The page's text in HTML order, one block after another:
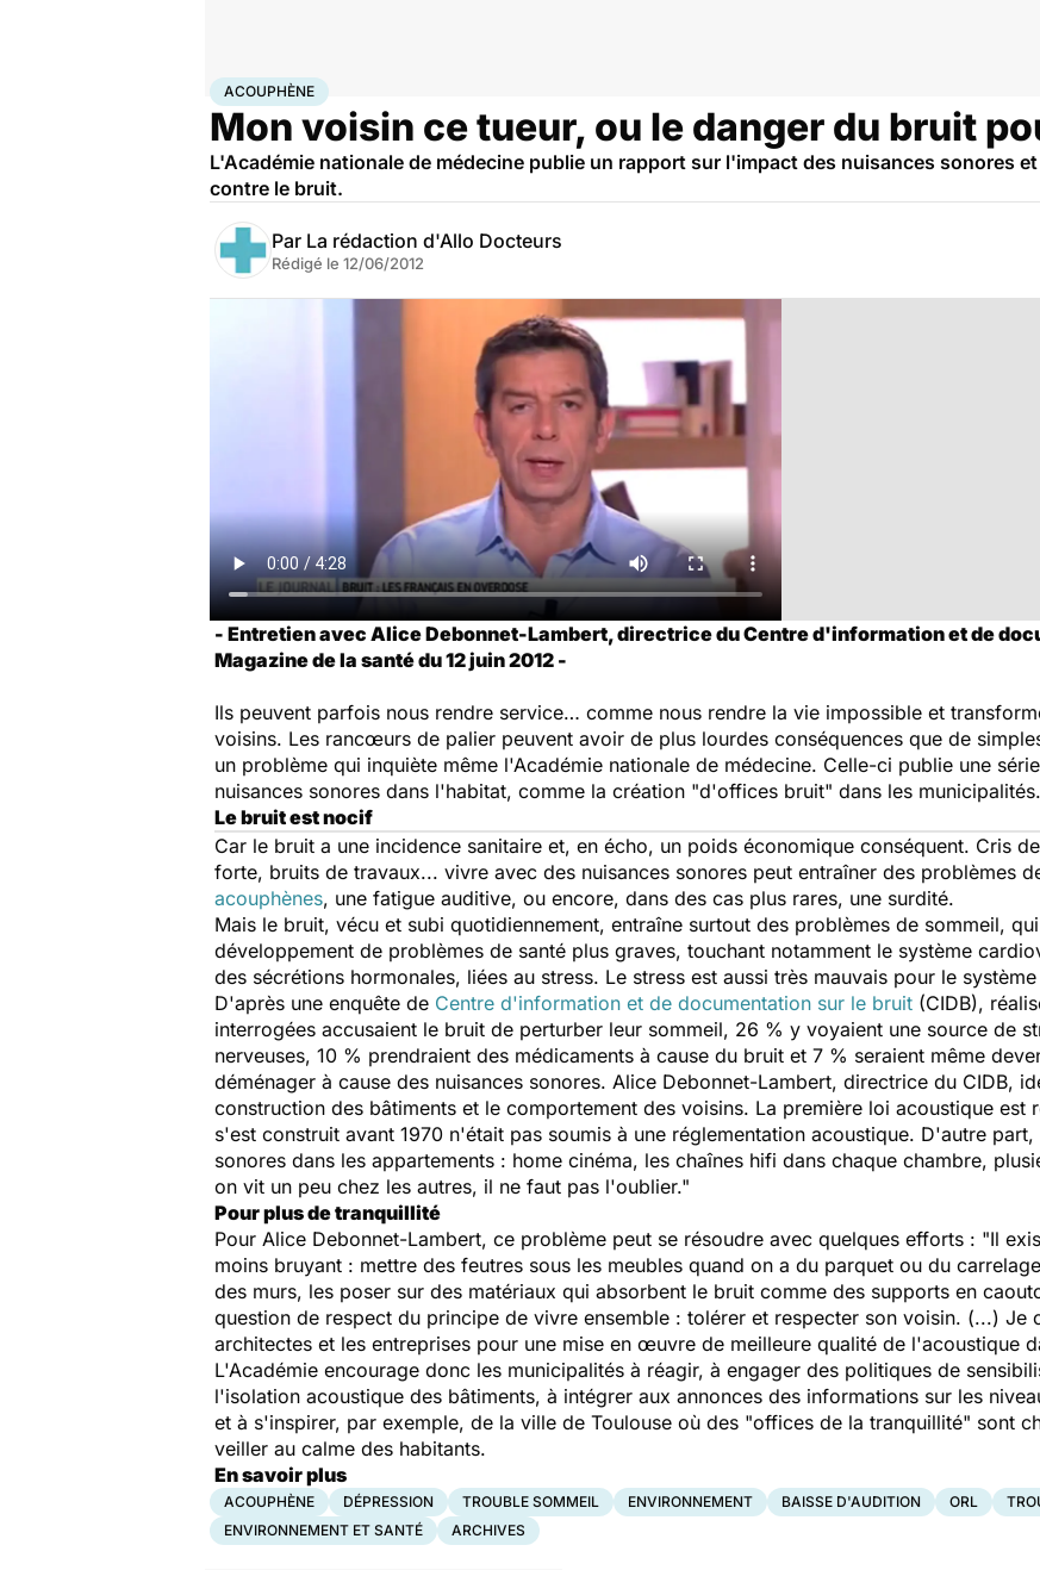
AccueilSantéMaladies
ACOUPHÈNE
Mon voisin ce tueur, ou le danger du bruit
L'Académie nationale de médecine publie un rapport sur l'impact des nuisances sonores
contre le bruit.
Par La rédaction d'Allo Docteurs
Rédigé le 12/06/2012
- Entretien avec Alice Debonnet-Lambert, directrice du Centre d'information et de
Magazine de la santé du 12 juin 2012 -
Ils peuvent parfois nous rendre service… comme nous rendre la vie impossible et
voisins. Les rancœurs de palier peuvent avoir de plus lourdes conséquences que de
un problème qui inquiète même l'Académie nationale de médecine. Celle-ci publie une
nuisances sonores dans l'habitat, comme la création "d'offices bruit" dans les municipalités.
Le bruit est nocif
Car le bruit a une incidence sanitaire et, en écho, un poids économique conséquent. Cris
forte, bruits de travaux... vivre avec des nuisances sonores peut entraîner des problèmes
acouphènes, une fatigue auditive, ou encore, dans des cas plus rares, une surdité.
Mais le bruit, vécu et subi quotidiennement, entraîne surtout des problèmes de sommeil,
développement de problèmes de santé plus graves, touchant notamment le système
des sécrétions hormonales, liées au stress. Le stress est aussi très mauvais pour le
D'après une enquête de Centre d'information et de documentation sur le bruit (CIDB),
interrogées accusaient le bruit de perturber leur sommeil, 26 % y voyaient une source de
nerveuses, 10 % prendraient des médicaments à cause du bruit et 7 % seraient même
déménager à cause des nuisances sonores. Alice Debonnet-Lambert, directrice du CIDB,
construction des bâtiments et le comportement des voisins. La première loi acoustique est
s'est construit avant 1970 n'était pas soumis à une réglementation acoustique. D'autre
sonores dans les appartements : home cinéma, les chaînes hifi dans chaque chambre,
on vit un peu chez les autres, il ne faut pas l'oublier."
Pour plus de tranquillité
Pour Alice Debonnet-Lambert, ce problème peut se résoudre avec quelques efforts : "Il
moins bruyant : mettre des feutres sous les meubles quand on a du parquet ou du
des murs, les poser sur des matériaux qui absorbent le bruit comme des supports en
question de respect du principe de vivre ensemble : tolérer et respecter son voisin. (...) Je
architectes et les entreprises pour une mise en œuvre de meilleure qualité de l'acoustique
L'Académie encourage donc les municipalités à réagir, à engager des politiques de
l'isolation acoustique des bâtiments, à intégrer aux annonces des informations sur les
et à s'inspirer, par exemple, de la ville de Toulouse où des "offices de la tranquillité" sont
veiller au calme des habitants.
En savoir plus
ACOUPHÈNE DÉPRESSION TROUBLE SOMMEIL ENVIRONNEMENT BAISSE D'AUDITION ORL
ENVIRONNEMENT ET SANTÉ
ARCHIVES